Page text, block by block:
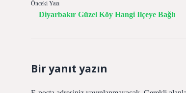
Önceki Yazı
Diyarbakır Güzel Köy Hangi Ilçeye Bağlı
Bir yanıt yazın